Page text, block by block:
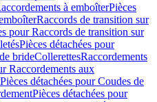
à emboîterPièces
Raccords de transition sur
pour Raccords de transition sur
Pièces détachées pour
brideCollerettesRaccordements
Raccordements aux
Pièces détachées pour Coudes de
Pièces détachées pour